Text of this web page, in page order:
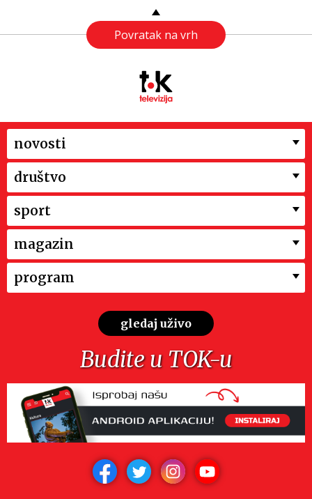
Povratak na vrh
novosti
društvo
sport
magazin
program
gledaj uživo
Budite u TOK-u